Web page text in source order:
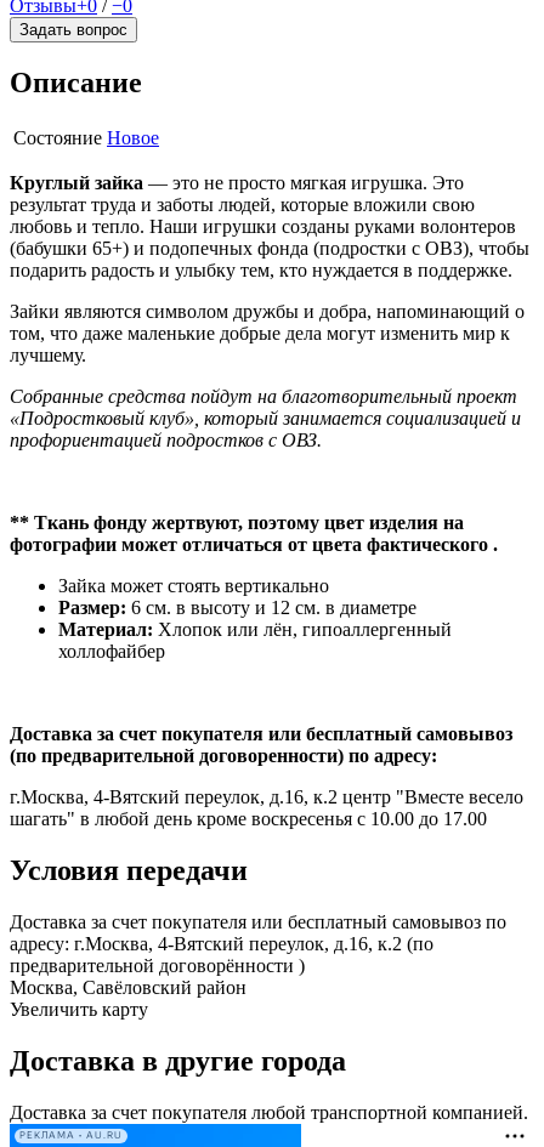
Отзывы+0 / −0
Задать вопрос
Описание
Состояние Новое
Круглый зайка — это не просто мягкая игрушка. Это
результат труда и заботы людей, которые вложили свою
любовь и тепло. Наши игрушки созданы руками волонтеров
(бабушки 65+) и подопечных фонда (подростки с ОВЗ), чтобы
подарить радость и улыбку тем, кто нуждается в поддержке.
Зайки являются символом дружбы и добра, напоминающий о
том, что даже маленькие добрые дела могут изменить мир к
лучшему.
Собранные средства пойдут на благотворительный проект
«Подростковый клуб», который занимается социализацией и
профориентацией подростков с ОВЗ.
** Ткань фонду жертвуют, поэтому цвет изделия на
фотографии может отличаться от цвета фактического .
Зайка может стоять вертикально
Размер: 6 см. в высоту и 12 см. в диаметре
Материал: Хлопок или лён, гипоаллергенный
холлофайбер
Доставка за счет покупателя или бесплатный самовывоз
(по предварительной договоренности) по адресу:
г.Москва, 4-Вятский переулок, д.16, к.2 центр "Вместе весело
шагать" в любой день кроме воскресенья с 10.00 до 17.00
Условия передачи
Доставка за счет покупателя или бесплатный самовывоз по
адресу: г.Москва, 4-Вятский переулок, д.16, к.2 (по
предварительной договорённости )
Москва, Савёловский район
Увеличить карту
Доставка в другие города
Доставка за счет покупателя любой транспортной компанией.
РЕКЛАМА • AU.RU